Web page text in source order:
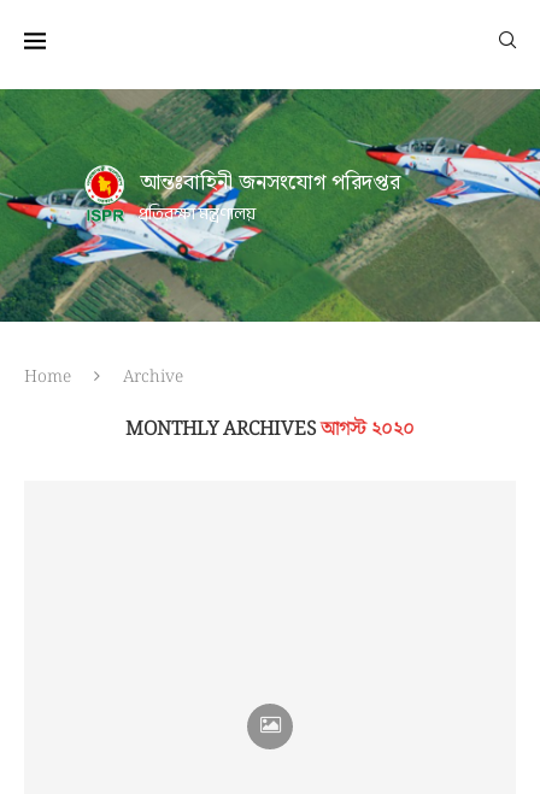
আন্তঃবাহিনী জনসংযোগ পরিদপ্তর
প্রতিরক্ষা মন্ত্রণালয়
Home Archive
MONTHLY ARCHIVESআগস্ট ২০২০